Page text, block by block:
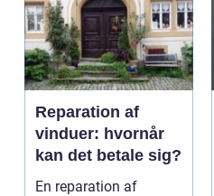
Reparation af
vinduer: hvornår
kan det betale sig?
En reparation af